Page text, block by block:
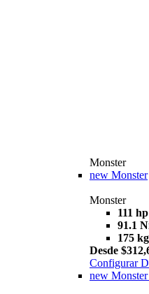
Monster
new Monster
Monster
111 hp
91.1
175 kg
Desde
Configurar
new